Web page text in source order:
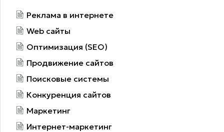
Реклама в интернете
Web сайты
Оптимизация (SEO)
Продвижение сайтов
Поисковые системы
Конкуренция сайтов
Маркетинг
Интернет-маркетинг